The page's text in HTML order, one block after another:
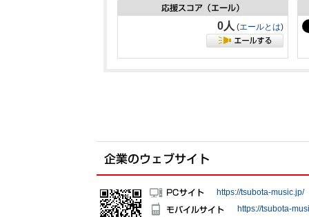
0人 (エールとは)
https://tsubota-music.jp/
https://tsubota-